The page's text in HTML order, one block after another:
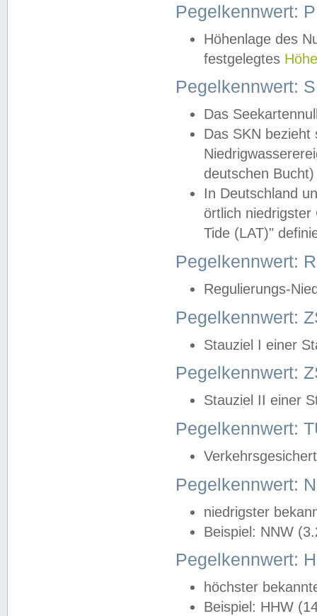
Pegelkennwert:
Höhenlage des
festgelegtes
Pegelkennwert:
Das
Das SKN
deutschen
In Deutschland
örtlich
Tide (LAT)"
Pegelkennwert:
Regulierungs-
Pegelkennwert:
Stauziel I einer
Pegelkennwert:
Stauziel II einer
Pegelkennwert:
Pegelkennwert:
niedrigster
Beispiel: NNW
Pegelkennwert:
höchster
Beispiel: HHW